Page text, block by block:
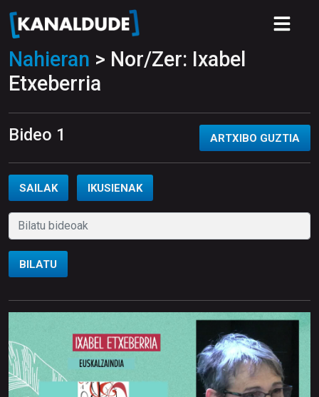
Nahieran > Nor/Zer: Ixabel
Etxeberria
Bideo 1 ARTXIBO GUZTIA
SAILAK IKUSIENAK
BILATU